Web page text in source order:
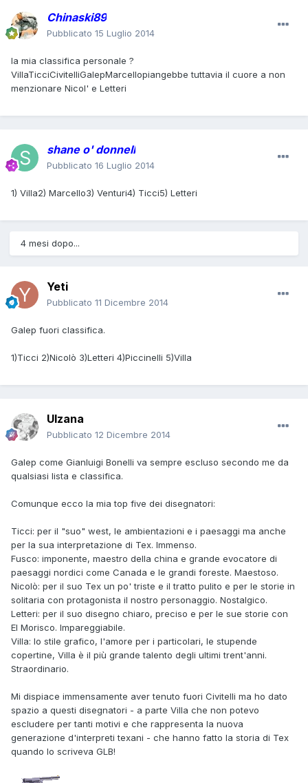
Chinaski89
Pubblicato 15 Luglio 2014
la mia classifica personale ?
VillaTicciCivitelliGalepMarcellopiangebbe tuttavia il cuore a non
menzionare Nicol' e Letteri
shane o' donnell
Pubblicato 16 Luglio 2014
1) Villa2) Marcello3) Venturi4) Ticci5) Letteri
4 mesi dopo...
Yeti
Pubblicato 11 Dicembre 2014
Galep fuori classifica.
1)Ticci 2)Nicolò 3)Letteri 4)Piccinelli 5)Villa
Ulzana
Pubblicato 12 Dicembre 2014
Galep come Gianluigi Bonelli va sempre escluso secondo me da
qualsiasi lista e classifica.
Comunque ecco la mia top five dei disegnatori:
Ticci: per il "suo" west, le ambientazioni e i paesaggi ma anche
per la sua interpretazione di Tex. Immenso.
Fusco: imponente, maestro della china e grande evocatore di
paesaggi nordici come Canada e le grandi foreste. Maestoso.
Nicolò: per il suo Tex un po' triste e il tratto pulito e per le storie in
solitaria con protagonista il nostro personaggio. Nostalgico.
Letteri: per il suo disegno chiaro, preciso e per le sue storie con
El Morisco. Impareggiabile.
Villa: lo stile grafico, l'amore per i particolari, le stupende
copertine, Villa è il più grande talento degli ultimi trent'anni.
Straordinario.
Mi dispiace immensamente aver tenuto fuori Civitelli ma ho dato
spazio a questi disegnatori - a parte Villa che non potevo
escludere per tanti motivi e che rappresenta la nuova
generazione d'interpreti texani - che hanno fatto la storia di Tex
quando lo scriveva GLB!